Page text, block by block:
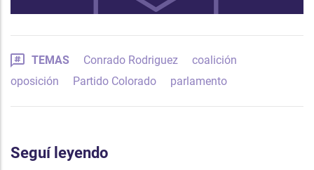
TEMAS Conrado Rodriguez
coalición
oposición
Partido Colorado parlamento
Seguí leyendo